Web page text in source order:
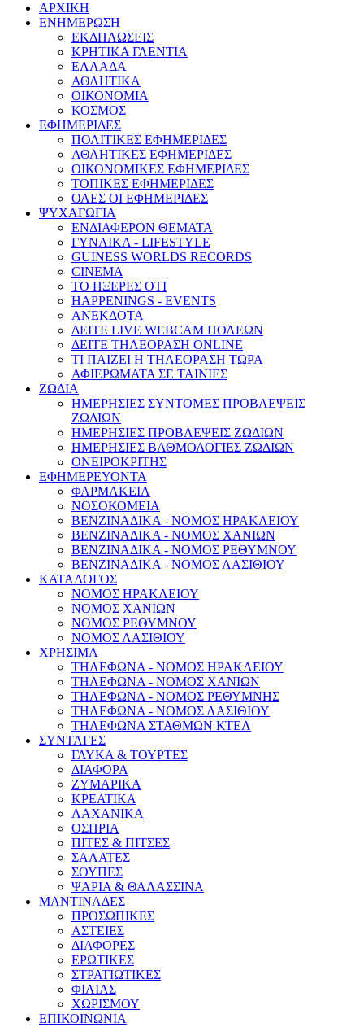
ΑΡΧΙΚΗ
ΕΝΗΜΕΡΩΣΗ
ΕΚΔΗΛΩΣΕΙΣ
ΚΡΗΤΙΚΑ ΓΛΕΝΤΙΑ
ΕΛΛΑΔΑ
ΑΘΛΗΤΙΚΑ
ΟΙΚΟΝΟΜΙΑ
ΚΟΣΜΟΣ
ΕΦΗΜΕΡΙΔΕΣ
ΠΟΛΙΤΙΚΕΣ ΕΦΗΜΕΡΙΔΕΣ
ΑΘΛΗΤΙΚΕΣ ΕΦΗΜΕΡΙΔΕΣ
ΟΙΚΟΝΟΜΙΚΕΣ ΕΦΗΜΕΡΙΔΕΣ
ΤΟΠΙΚΕΣ ΕΦΗΜΕΡΙΔΕΣ
ΟΛΕΣ ΟΙ ΕΦΗΜΕΡΙΔΕΣ
ΨΥΧΑΓΩΓΙΑ
ΕΝΔΙΑΦΕΡΟΝ ΘΕΜΑΤΑ
ΓΥΝΑΙΚΑ - LIFESTYLE
GUINESS WORLDS RECORDS
CINEMA
ΤΟ ΗΞΕΡΕΣ ΟΤΙ
HAPPENINGS - EVENTS
ΑΝΕΚΔΟΤΑ
ΔΕΙΤΕ LIVE WEBCAM ΠΟΛΕΩΝ
ΔΕΙΤΕ ΤΗΛΕΟΡΑΣΗ ONLINE
ΤΙ ΠΑΙΖΕΙ Η ΤΗΛΕΟΡΑΣΗ ΤΩΡΑ
ΑΦΙΕΡΩΜΑΤΑ ΣΕ ΤΑΙΝΙΕΣ
ΖΩΔΙΑ
ΗΜΕΡΗΣΙΕΣ ΣΥΝΤΟΜΕΣ ΠΡΟΒΛΕΨΕΙΣ
ΖΩΔΙΩΝ
ΗΜΕΡΗΣΙΕΣ ΠΡΟΒΛΕΨΕΙΣ ΖΩΔΙΩΝ
ΗΜΕΡΗΣΙΕΣ ΒΑΘΜΟΛΟΓΙΕΣ ΖΩΔΙΩΝ
ΟΝΕΙΡΟΚΡΙΤΗΣ
ΕΦΗΜΕΡΕΥΟΝΤΑ
ΦΑΡΜΑΚΕΙΑ
ΝΟΣΟΚΟΜΕΙΑ
ΒΕΝΖΙΝΑΔΙΚΑ - ΝΟΜΟΣ ΗΡΑΚΛΕΙΟΥ
ΒΕΝΖΙΝΑΔΙΚΑ - ΝΟΜΟΣ ΧΑΝΙΩΝ
ΒΕΝΖΙΝΑΔΙΚΑ - ΝΟΜΟΣ ΡΕΘΥΜΝΟΥ
ΒΕΝΖΙΝΑΔΙΚΑ - ΝΟΜΟΣ ΛΑΣΙΘΙΟΥ
ΚΑΤΑΛΟΓΟΣ
ΝΟΜΟΣ ΗΡΑΚΛΕΙΟΥ
ΝΟΜΟΣ ΧΑΝΙΩΝ
ΝΟΜΟΣ ΡΕΘΥΜΝΟΥ
ΝΟΜΟΣ ΛΑΣΙΘΙΟΥ
ΧΡΗΣΙΜΑ
ΤΗΛΕΦΩΝΑ - ΝΟΜΟΣ ΗΡΑΚΛΕΙΟΥ
ΤΗΛΕΦΩΝΑ - ΝΟΜΟΣ ΧΑΝΙΩΝ
ΤΗΛΕΦΩΝΑ - ΝΟΜΟΣ ΡΕΘΥΜΝΗΣ
ΤΗΛΕΦΩΝΑ - ΝΟΜΟΣ ΛΑΣΙΘΙΟΥ
ΤΗΛΕΦΩΝΑ ΣΤΑΘΜΩΝ ΚΤΕΛ
ΣΥΝΤΑΓΕΣ
ΓΛΥΚΑ & ΤΟΥΡΤΕΣ
ΔΙΑΦΟΡΑ
ΖΥΜΑΡΙΚΑ
ΚΡΕΑΤΙΚΑ
ΛΑΧΑΝΙΚΑ
ΟΣΠΡΙΑ
ΠΙΤΕΣ & ΠΙΤΣΕΣ
ΣΑΛΑΤΕΣ
ΣΟΥΠΕΣ
ΨΑΡΙΑ & ΘΑΛΑΣΣΙΝΑ
ΜΑΝΤΙΝΑΔΕΣ
ΠΡΟΣΩΠΙΚΕΣ
ΑΣΤΕΙΕΣ
ΔΙΑΦΟΡΕΣ
ΕΡΩΤΙΚΕΣ
ΣΤΡΑΤΙΩΤΙΚΕΣ
ΦΙΛΙΑΣ
ΧΩΡΙΣΜΟΥ
ΕΠΙΚΟΙΝΩΝΙΑ